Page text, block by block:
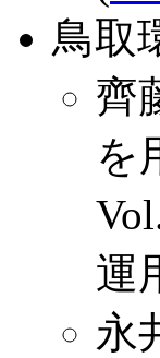
鳥取
齊
を
運
永